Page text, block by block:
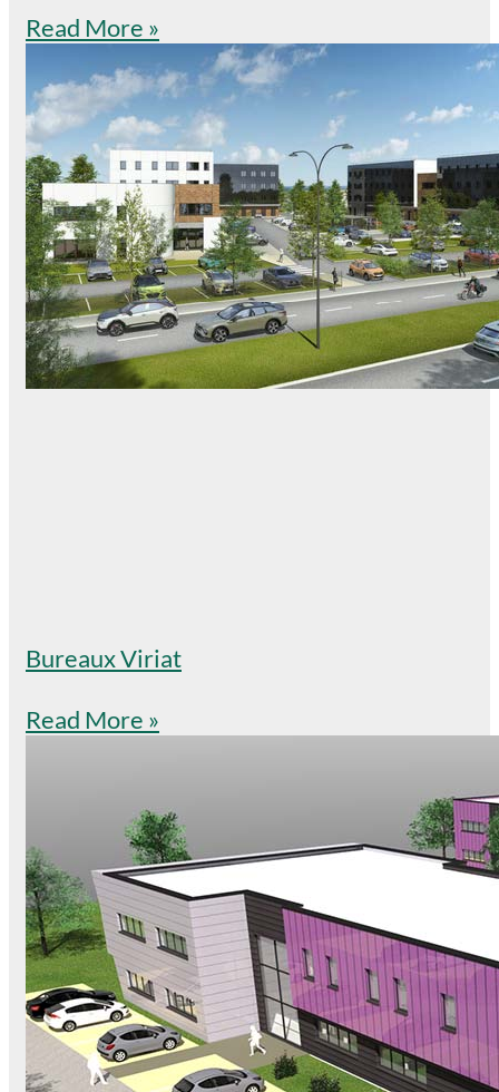
Read More »
Bureaux Viriat
Read More »